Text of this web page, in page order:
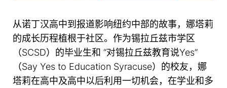
从诺丁汉高中到报道影响纽约中部的故事，娜塔莉
的成长历程植根于社区。作为锡拉丘兹市学区
（SCSD）的毕业生和 “对锡拉丘兹教育说Yes”
（Say Yes to Education Syracuse）的校友，娜
塔莉在高中及高中以后利用一切机会，在学业和多